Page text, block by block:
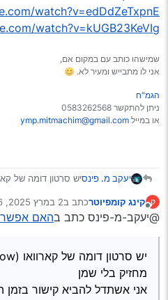
watch?v=edDdZeTxpnE
watch?v=kUGB23KeVIg
שמישהו כותב עם במקום אם,
אני לו מתבייש ומעיר לא. 😊
הגמ"ח
ניתן להתקשר 0583262568
או במייל ymp.mitmachim@gmail.com
יעקב מ. פינס
watch?
v=edDdZeTxpnE
ק קינג קומפיוטרכתב ב2 במרץ 2025, 16:06
נערך לאחרונה על ידי
@יעקב-מ-פינס כתב בהאם אפשר
מחזיק בלי שמן
אני אשתדל להביא קישור בזמן